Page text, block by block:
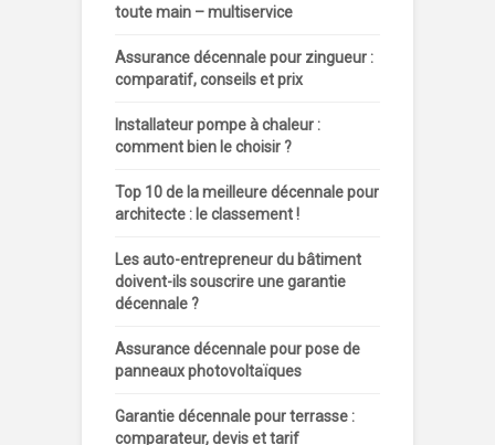
toute main – multiservice
Assurance décennale pour zingueur :
comparatif, conseils et prix
Installateur pompe à chaleur :
comment bien le choisir ?
Top 10 de la meilleure décennale pour
architecte : le classement !
Les auto-entrepreneur du bâtiment
doivent-ils souscrire une garantie
décennale ?
Assurance décennale pour pose de
panneaux photovoltaïques
Garantie décennale pour terrasse :
comparateur, devis et tarif